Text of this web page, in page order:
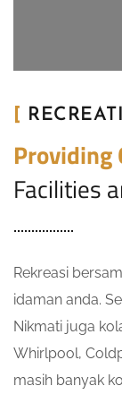
[
Providing
Facilities
Rekreasi
idaman anda.
Nikmati juga
Whirlpool,
masih banyak